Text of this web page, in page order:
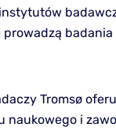
prowadzą
Tromsø
naukowego i